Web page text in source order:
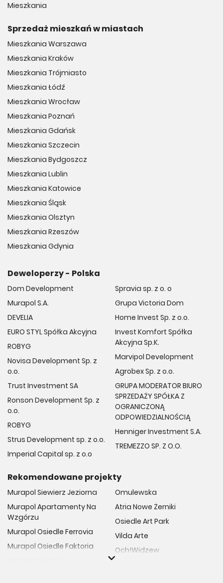
Mieszkania
Sprzedaż mieszkań w miastach
Mieszkania Warszawa
Mieszkania Kraków
Mieszkania Trójmiasto
Mieszkania Łódź
Mieszkania Wrocław
Mieszkania Poznań
Mieszkania Gdańsk
Mieszkania Szczecin
Mieszkania Bydgoszcz
Mieszkania Lublin
Mieszkania Katowice
Mieszkania Śląsk
Mieszkania Olsztyn
Mieszkania Rzeszów
Mieszkania Gdynia
Deweloperzy - Polska
Dom Development
Murapol S.A.
DEVELIA
EURO STYL Spółka Akcyjna
ROBYG
Novisa Development Sp. z
o.o.
Trust Investment SA
Ronson Development Sp. z
o.o.
ROBYG
Strus Development sp. z o.o.
Imperial Capital sp. z o.o
Spravia sp. z o. o
Grupa Victoria Dom
Home Invest Sp. z o.o.
Invest Komfort Spółka
Akcyjna Sp.K.
Marvipol Development
Agrobex Sp. z o.o.
GRUPA MODERATOR BIURO
SPRZEDAŻY SPÓŁKA Z
OGRANICZONĄ
ODPOWIEDZIALNOŚCIĄ
Henniger Investment S.A.
TREMEZZO SP. Z O.O.
Rekomendowane projekty
Murapol Siewierz Jeziorna
Murapol Apartamenty Na
Wzgórzu
Murapol Osiedle Ferrovia
Murapol Osiedle Faktoria
Omulewska
Atria Nowe Żerniki
Osiedle Art Park
Vilda Arte
Och!Widzew